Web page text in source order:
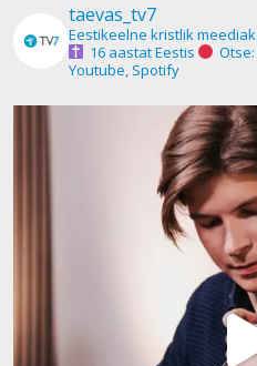
taevas_tv7
Eestikeelne kristlik
16 aastat Eestis
Youtube, Spotify